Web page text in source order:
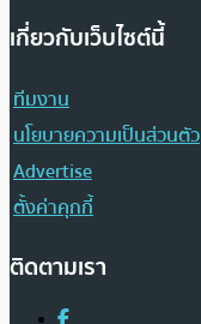
เกี่ยวกับเว็บไซต์นี้
ทีมงาน
นโยบายความเป็นส่วนตัว
Advertise
ตั้งค่าคุกกี้
ติดตามเรา